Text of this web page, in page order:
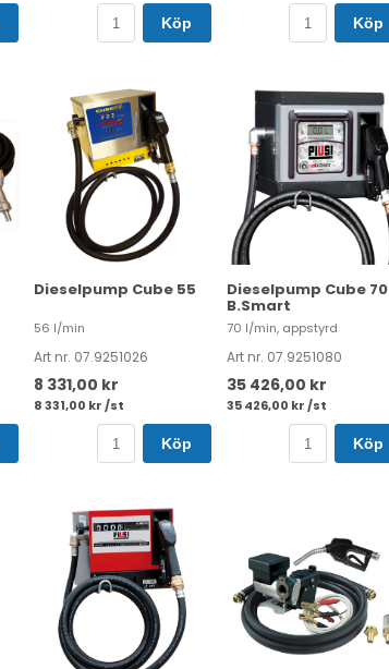
Köp Köp
Dieselpump Cube 55
56 l/min
Art nr. 07.9251026
8 331,00 kr
8 331,00 kr /st
Köp
Dieselpump Cube 70
B.Smart
70 l/min, appstyrd
Art nr. 07.9251080
35 426,00 kr
35 426,00 kr /st
Köp